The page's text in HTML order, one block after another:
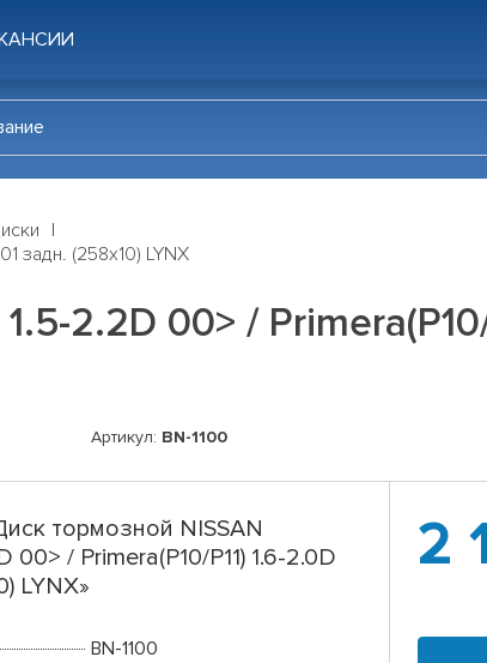
задн. (258x10) LYNX
2.2D 00> /
Артикул: BN-1100
тормозной NISSAN
00> / Primera(P10/P11) 1.6-2.0D
LYNX»
BN-1100
2